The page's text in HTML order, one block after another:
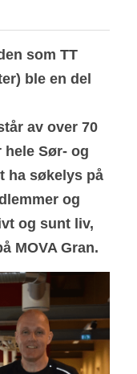
som TT
ble en del
av over 70
Sør- og
ha søkelys på
og
og sunt liv,
MOVA Gran.